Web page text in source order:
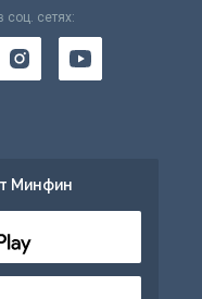
соц. сетях:
Минфин